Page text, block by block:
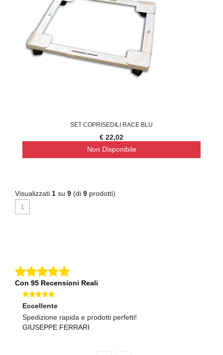
SET COPRISEDILI RACE BLU
€ 22,02
Non Disponibile
Visualizzati 1 su 9 (di 9 prodotti)
1
Con 95 Recensioni Reali
Eccellente
Spedizione rapida e prodotti perfetti!
GIUSEPPE FERRARI